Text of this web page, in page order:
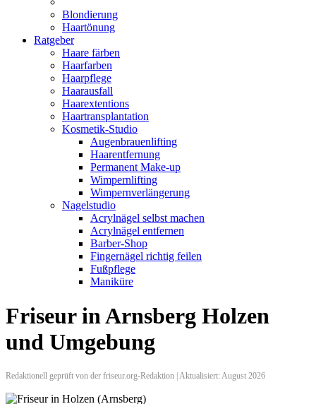
Blondierung
Haartönung
Ratgeber
Haare färben
Haarfarben
Haarpflege
Haarausfall
Haarextentions
Haartransplantation
Kosmetik-Studio
Augenbrauenlifting
Haarentfernung
Permanent Make-up
Wimpernlifting
Wimpernverlängerung
Nagelstudio
Acrylnägel selbst machen
Acrylnägel entfernen
Barber-Shop
Fingernägel richtig feilen
Fußpflege
Maniküre
Friseur in Arnsberg Holzen
und Umgebung
Redaktionell geprüft von der friseur.org-Redaktion | Aktualisiert: August 2026